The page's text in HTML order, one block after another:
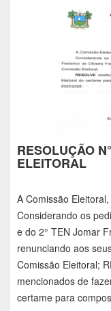
RESOLUÇÃO
ELEITORAL
A Comissão
Considerando os
e do 2° TEN Jomar
renunciando aos
Comissão Eleitoral;
mencionados de
certame para